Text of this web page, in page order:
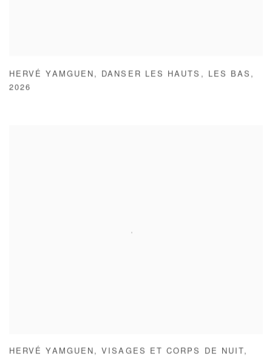
HERVÉ YAMGUEN , DANSER LES HAUTS , LES BAS ,
2026
HERVÉ YAMGUEN , VISAGES ET CORPS DE NUIT ,